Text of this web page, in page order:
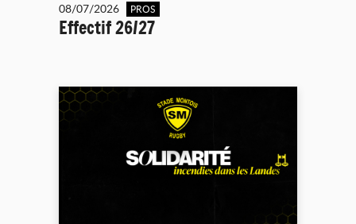
08/07/2026 PROS
Effectif 26/27